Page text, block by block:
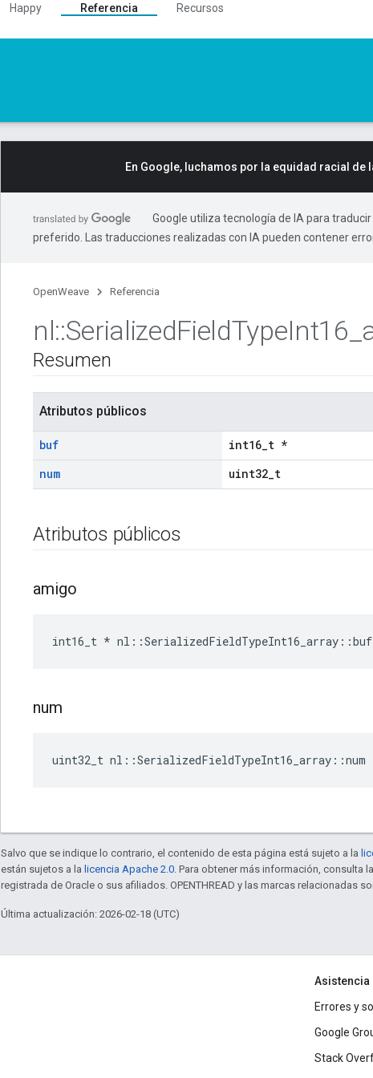
Happy Referencia
Recursos
En Google, luchamos por la equidad racial de
Google utiliza tecnología de IA para
preferido. Las traducciones realizadas con IA pueden contener
OpenWeave Referencia
nl::SerializedFieldTypeInt16
Resumen
Atributos públicos
buf
int16_t *
num
uint32_t
Atributos públicos
amigo
int16_t * nl::SerializedFieldTypeInt16_array::buf
num
uint32_t nl::SerializedFieldTypeInt16_array::num
Salvo que se indique lo contrario, el contenido de esta página está sujeto a la
están sujetos a la licencia Apache 2.0. Para obtener más información, consulta
registrada de Oracle o sus afiliados. OPENTHREAD y las marcas relacionadas
Última actualización: 2026-02-18 (UTC)
Asistencia
Errores y
Google
Stack